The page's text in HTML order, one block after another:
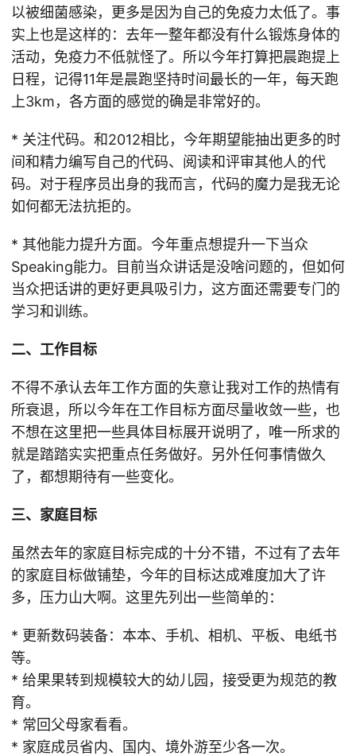
以被细菌感染，更多是因为自己的免疫力太低了。事
实上也是这样的：去年一整年都没有什么锻炼身体的
活动，免疫力不低就怪了。所以今年打算把晨跑提上
日程，记得11年是晨跑坚持时间最长的一年，每天跑
上3km，各方面的感觉的确是非常好的。
* 关注代码。和2012相比，今年期望能抽出更多的时
间和精力编写自己的代码、阅读和评审其他人的代
码。对于程序员出身的我而言，代码的魔力是我无论
如何都无法抗拒的。
* 其他能力提升方面。今年重点想提升一下当众
Speaking能力。目前当众讲话是没啥问题的，但如何
当众把话讲的更好更具吸引力，这方面还需要专门的
学习和训练。
二、工作目标
不得不承认去年工作方面的失意让我对工作的热情有
所衰退，所以今年在工作目标方面尽量收敛一些，也
不想在这里把一些具体目标展开说明了，唯一所求的
就是踏踏实实把重点任务做好。另外任何事情做久
了，都想期待有一些变化。
三、家庭目标
虽然去年的家庭目标完成的十分不错，不过有了去年
的家庭目标做铺垫，今年的目标达成难度加大了许
多，压力山大啊。这里先列出一些简单的：
* 更新数码装备：本本、手机、相机、平板、电纸书
等。
* 给果果转到规模较大的幼儿园，接受更为规范的教
育。
* 常回父母家看看。
* 家庭成员省内、国内、境外游至少各一次。